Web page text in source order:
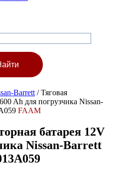
Barrett /Тяговая
Ah для погрузчика Nissan-
FAAM
батарея 12V
Nissan-Barrett